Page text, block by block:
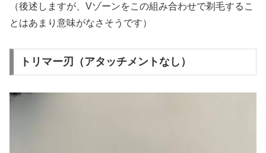
（後述しますが、Vゾーンをこの組み合わせで剃毛するこ
とはあまり意味がなさそうです）
トリマー刃（アタッチメントなし）